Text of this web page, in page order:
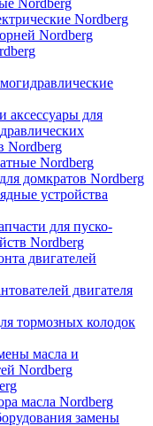
Nordberg
Nordberg
аксессуары для
Nordberg
Nordberg
домкратов Nordberg
устройства
для пуско-
Nordberg
двигателей
двигателя
тормозных колодок
масла и
Nordberg
масла Nordberg
замены